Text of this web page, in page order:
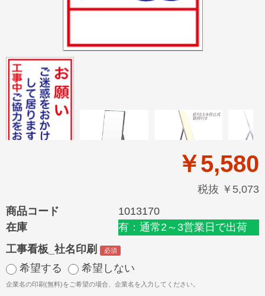
￥5,580
税抜 ￥5,073
商品コード
1013170
在庫
有：通常2～3営業日で出荷
工事看板_社名印刷
希望する
希望しない
企業名の印刷(無料)をご希望の場合、企業名を入力してください。